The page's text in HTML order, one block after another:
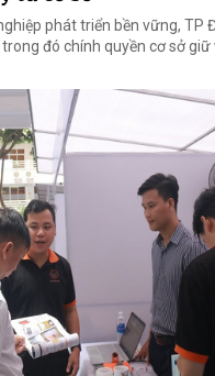
phát triển bền vững, TP
trong đó chính quyền cơ sở